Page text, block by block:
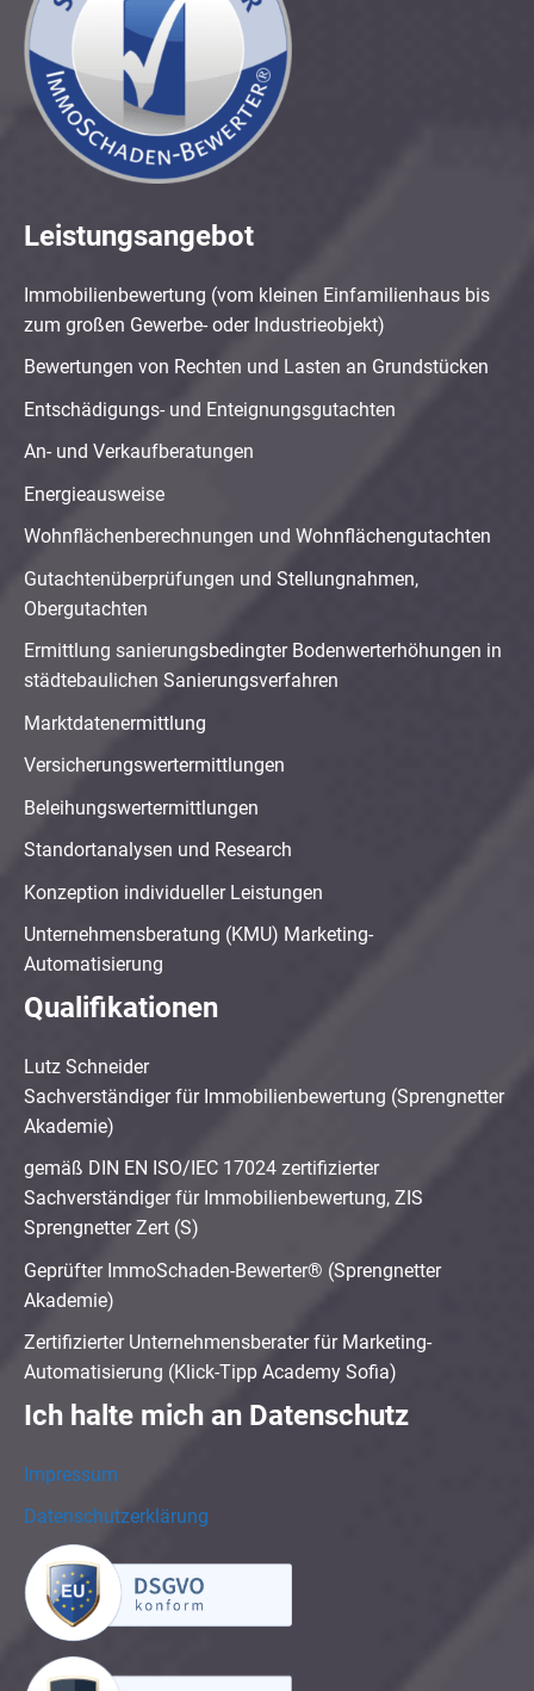
Leistungsangebot
Immobilienbewertung (vom kleinen Einfamilienhaus bis
zum großen Gewerbe- oder Industrieobjekt)
Bewertungen von Rechten und Lasten an Grundstücken
Entschädigungs- und Enteignungsgutachten
An- und Verkaufberatungen
Energieausweise
Wohnflächenberechnungen und Wohnflächengutachten
Gutachtenüberprüfungen und Stellungnahmen,
Obergutachten
Ermittlung sanierungsbedingter Bodenwerterhöhungen in
städtebaulichen Sanierungsverfahren
Marktdatenermittlung
Versicherungswertermittlungen
Beleihungswertermittlungen
Standortanalysen und Research
Konzeption individueller Leistungen
Unternehmensberatung (KMU) Marketing-
Automatisierung
Qualifikationen
Lutz Schneider
Sachverständiger für Immobilienbewertung (Sprengnetter
Akademie)
gemäß DIN EN ISO/IEC 17024 zertifizierter
Sachverständiger für Immobilienbewertung, ZIS
Sprengnetter Zert (S)
Geprüfter ImmoSchaden-Bewerter® (Sprengnetter
Akademie)
Zertifizierter Unternehmensberater für Marketing-
Automatisierung (Klick-Tipp Academy Sofia)
Ich halte mich an Datenschutz
Impressum
Datenschutzerklärung